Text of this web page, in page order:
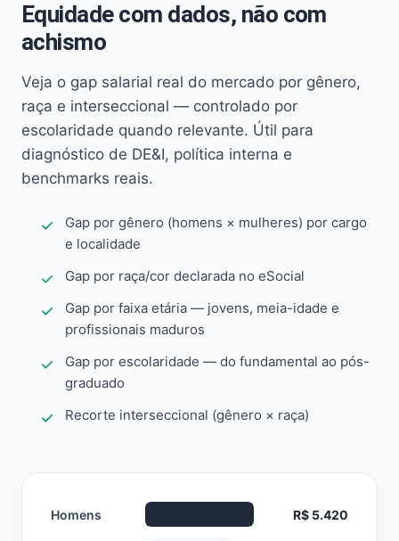
Equidade com dados, não com
achismo
Veja o gap salarial real do mercado por gênero,
raça e interseccional — controlado por
escolaridade quando relevante. Útil para
diagnóstico de DE&I, política interna e
benchmarks reais.
Gap por gênero (homens × mulheres) por cargo
e localidade
Gap por raça/cor declarada no eSocial
Gap por faixa etária — jovens, meia-idade e
profissionais maduros
Gap por escolaridade — do fundamental ao pós-
graduado
Recorte interseccional (gênero × raça)
Homens R$ 5.420